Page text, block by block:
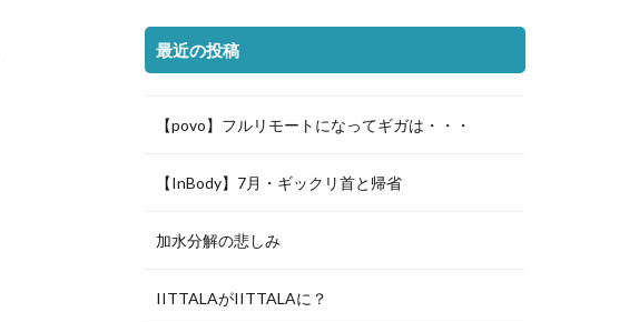
最近の投稿
【povo】フルリモートになってギガは・・・
【InBody】7月・ギックリ首と帰省
加水分解の悲しみ
IITTALAがIITTALAに？